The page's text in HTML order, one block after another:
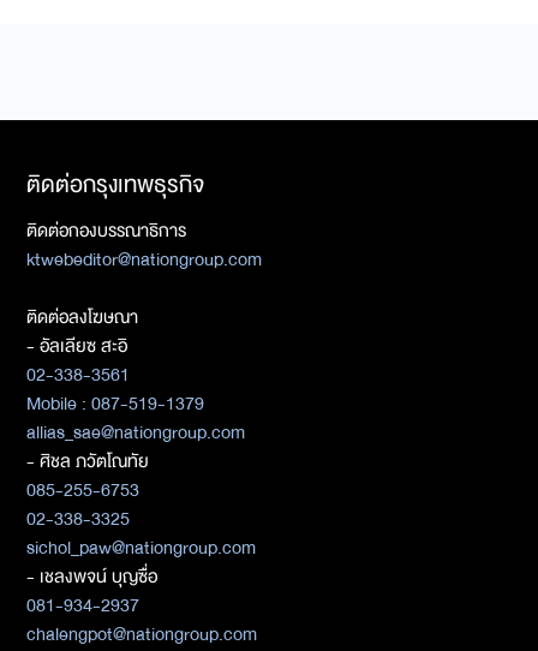
ติดต่อกรุงเทพธุรกิจ
ติดต่อกองบรรณาธิการ
ktwebeditor@nationgroup.com
ติดต่อลงโฆษณา
- อัลเลียซ สะอิ
02-338-3561
Mobile : 087-519-1379
allias_sae@nationgroup.com
- ศิชล ภวัตโณทัย
085-255-6753
02-338-3325
sichol_paw@nationgroup.com
- เชลงพจน์ บุญซื่อ
081-934-2937
chalengpot@nationgroup.com